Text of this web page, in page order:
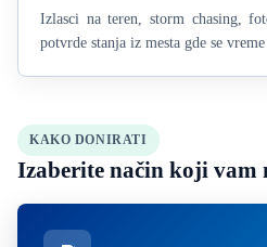
Izlasci na teren, storm chasing,
potvrde stanja iz mesta gde se vreme
KAKO DONIRATI
Izaberite način koji vam